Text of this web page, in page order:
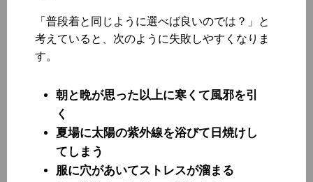
「普段着と同じように選べば良いのでは？」と
考えていると、次のように失敗しやすくなりま
す。
朝と晩が思った以上に寒くて風邪を引
く
夏場に太陽の紫外線を浴びて日焼けし
てしまう
服に穴があいてストレスが溜まる